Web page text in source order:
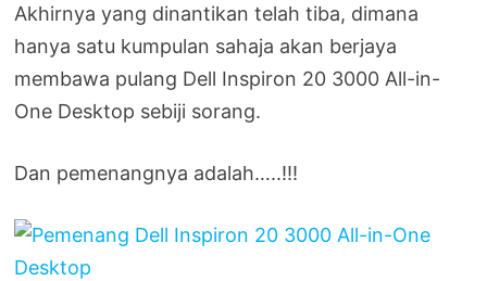
Akhirnya yang dinantikan telah tiba, dimana
hanya satu kumpulan sahaja akan berjaya
membawa pulang Dell Inspiron 20 3000 All-in-
One Desktop sebiji sorang.
Dan pemenangnya adalah…..!!!